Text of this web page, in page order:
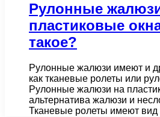
Рулонные
пластиковые
такое?
Рулонные жалюзи имеют и
как тканевые ролеты или
Рулонные жалюзи на
альтернатива жалюзи и
Тканевые ролеты имеют